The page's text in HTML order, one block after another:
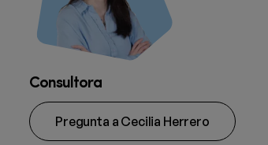
Consultora
Pregunta a Cecilia Herrero